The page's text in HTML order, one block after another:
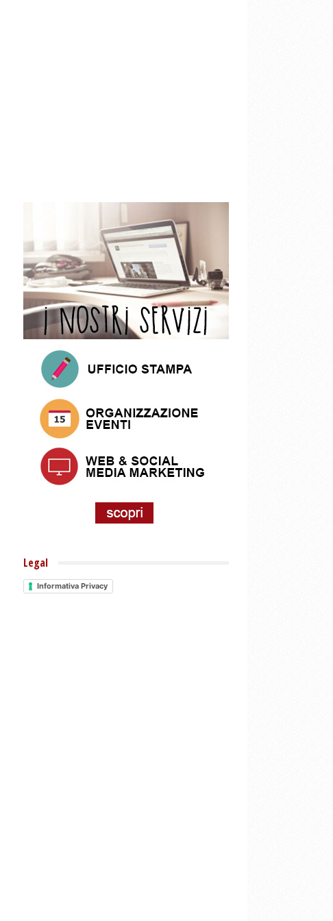
Legal
Informativa Privacy